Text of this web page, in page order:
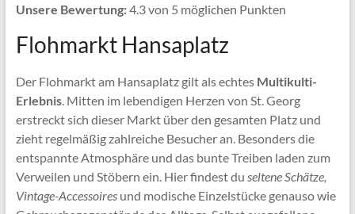
Unsere Bewertung:4.3 von 5 möglichen Punkten
Flohmarkt Hansaplatz
Der Flohmarkt am Hansaplatz gilt als echtes Multikulti-
Erlebnis. Mitten im lebendigen Herzen von St. Georg
erstreckt sich dieser Markt über den gesamten Platz und
zieht regelmäßig zahlreiche Besucher an. Besonders die
entspannte Atmosphäre und das bunte Treiben laden zum
Verweilen und Stöbern ein. Hier findest du seltene Schätze,
Vintage-Accessoiresund modische Einzelstücke genauso wie